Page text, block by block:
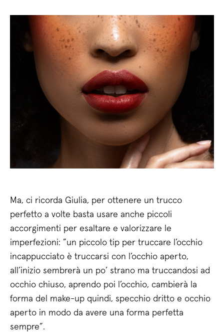
Ma, ci ricorda Giulia, per ottenere un trucco
perfetto a volte basta usare anche piccoli
accorgimenti per esaltare e valorizzare le
imperfezioni: ”un piccolo tip per truccare l’occhio
incappucciato è truccarsi con l’occhio aperto,
all’inizio sembrerà un po’ strano ma truccandosi ad
occhio chiuso, aprendo poi l’occhio, cambierà la
forma del make-up quindi, specchio dritto e occhio
aperto in modo da avere una forma perfetta
sempre”.